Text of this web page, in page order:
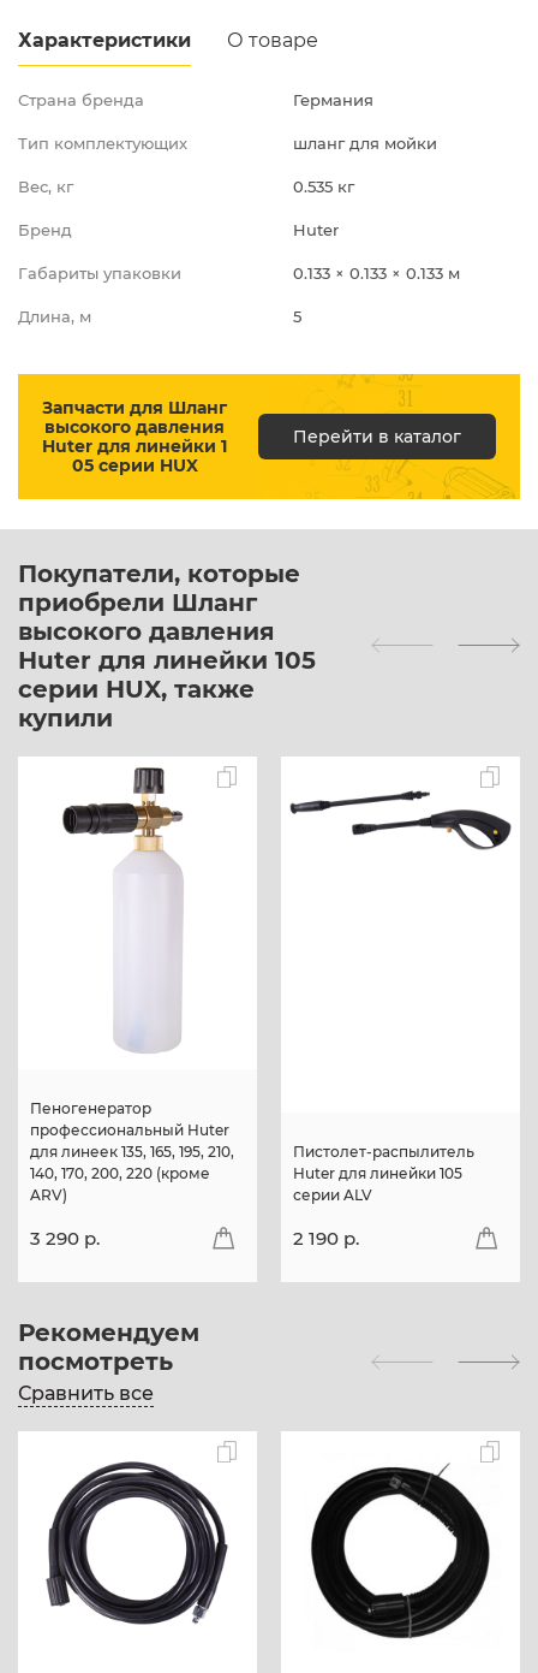
Характеристики О товаре
Страна бренда Германия
Тип комплектующих шланг для мойки
Вес, кг 0.535 кг
Бренд Huter
Габариты упаковки 0.133 × 0.133 × 0.133 м
Длина, м 5
Запчасти для Шланг
высокого давления
Huter для линейки 1
05 серии HUX
Перейти в каталог
Покупатели, которые
приобрели Шланг
высокого давления
Huter для линейки 105
серии HUX, также
купили
Пеногенератор
профессиональный Huter
для линеек 135, 165, 195, 210,
140, 170, 200, 220 (кроме
ARV)
3 290 p.
Пистолет-распылитель
Huter для линейки 105
серии ALV
2 190 p.
Рекомендуем
посмотреть
Сравнить все